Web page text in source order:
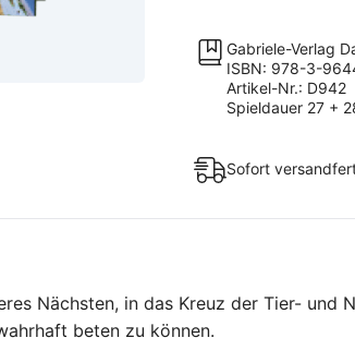
&
Gebet
Erde
Gabriele-Verlag
ISBN: 978-3-
Artikel-Nr.: D942
Spieldauer 27 +
Sofort
Nächsten, in das Kreuz der Tier- und
beten zu können.